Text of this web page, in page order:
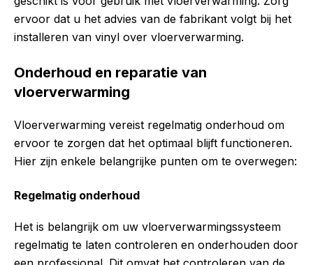
ervoor dat u het advies van de fabrikant volgt bij het
installeren van vinyl over vloerverwarming.
Onderhoud en reparatie van
vloerverwarming
Vloerverwarming vereist regelmatig onderhoud om
ervoor te zorgen dat het optimaal blijft functioneren.
Hier zijn enkele belangrijke punten om te overwegen:
Regelmatig onderhoud
Het is belangrijk om uw vloerverwarmingssysteem
regelmatig te laten controleren en onderhouden door